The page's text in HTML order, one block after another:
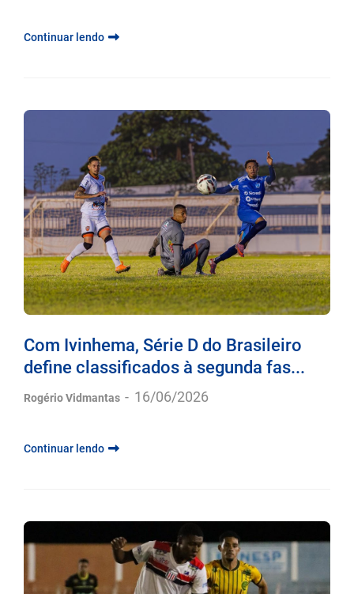
Continuar lendo
Com Ivinhema, Série D do Brasileiro
define classificados à segunda fas...
Rogério Vidmantas - 16/06/2026
Continuar lendo